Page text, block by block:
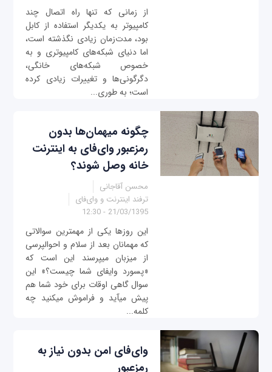
از زمانی که تنها راه اتصال چند
کامپیوتر به یکدیگر استفاده از کابل
بود، مدت‌زمان زیادی نگذشته است،
اما دنیای شبکه‌های کامپیوتری و به
خصوص شبکه‌های خانگی،
دگرگونی‌ها و تغییرات زیادی کرده
است؛ به طوری...
چگونه میهمان‌ها بدون
رمزعبور وای‌فای به اینترنت
خانه وصل شوند؟
محسن آقاجانی
ترفند اینترنت و وای‌فای
21/03/1395 - 12:30
این روزها یکی از مهمترین سوالاتی
که مهمانان بعد از سلام و احوالپرسی
از میزبان می‎پرسند این است که
«پسورد وای‎فای شما چیست؟» این
سوال گاهی اوقات برای خود شما هم
پیش می‎آید و فراموش می‎کنید چه
کلمه...
وای‌فای امن بدون نیاز به
رمزعبور